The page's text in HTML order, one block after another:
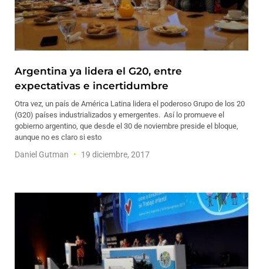
Argentina ya lidera el G20, entre
expectativas e incertidumbre
Otra vez, un país de América Latina lidera el poderoso Grupo de los 20
(G20) países industrializados y emergentes. Así lo promueve el
gobierno argentino, que desde el 30 de noviembre preside el bloque,
aunque no es claro si esto
Daniel Gutman 19 diciembre, 2017